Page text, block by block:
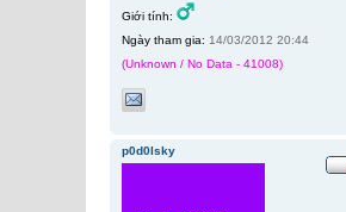
Giới tính:
Ngày tham gia: 14/03/2012 20:44
(Unknown / No Data - 41008)
p0d0lsky